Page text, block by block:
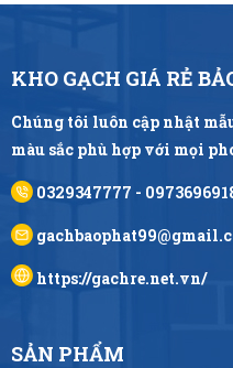
KHO GẠCH GIÁ RẺ
Chúng tôi luôn cập nhật
màu sắc phù hợp với mọi
0329347777 -
https://gachre.net.vn/
SẢN PHẨM